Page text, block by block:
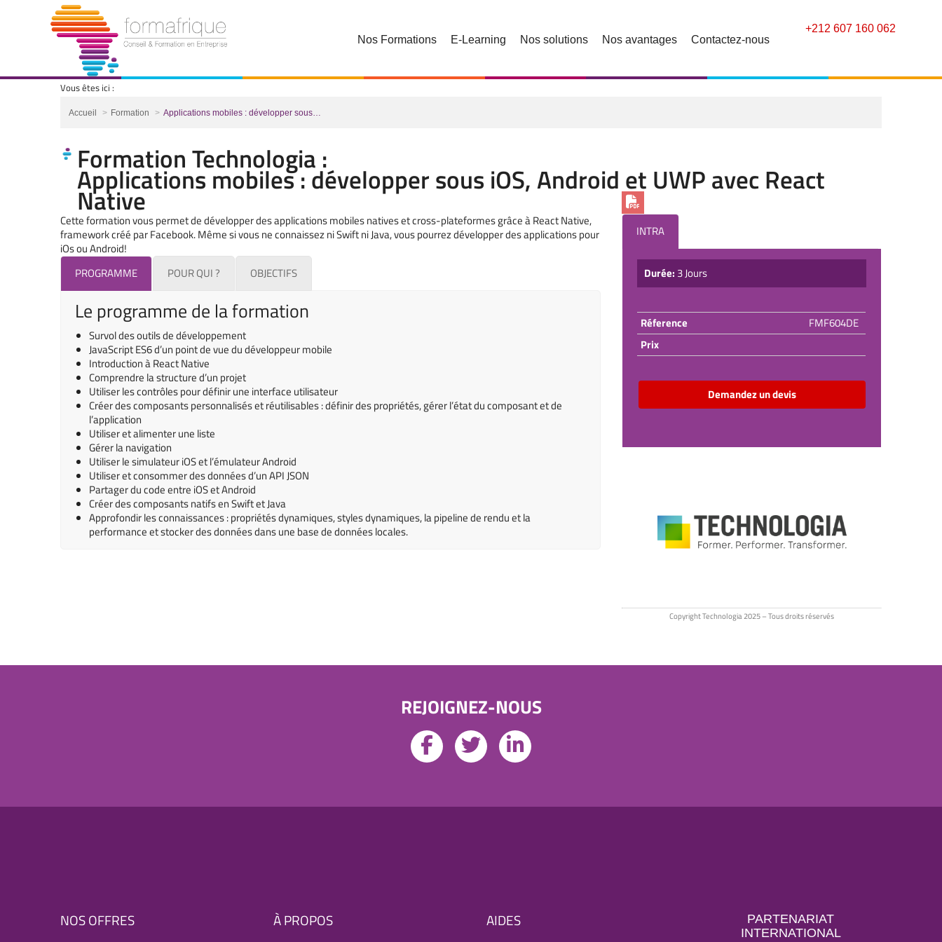
+212 607 160 062
Nos Formations
E-Learning Nos solutions Nos avantages Contactez-nous
Vous êtes ici :
Vous êtes ici :
Accueil Formation Applications mobiles : développer sous…
Formation Technologia :
Applications mobiles : développer sous iOS, Android et UWP avec React
Native
Cette formation vous permet de développer des applications mobiles natives et cross-plateformes grâce à React Native,
framework créé par Facebook. Même si vous ne connaissez ni Swift ni Java, vous pourrez développer des applications pour
iOs ou Android!
PROGRAMME
POUR QUI ? OBJECTIFS
Le programme de la formation
Survol des outils de développement
JavaScript ES6 d’un point de vue du développeur mobile
Introduction à React Native
Comprendre la structure d’un projet
Utiliser les contrôles pour définir une interface utilisateur
Créer des composants personnalisés et réutilisables : définir des propriétés, gérer l’état du composant et de
l’application
Utiliser et alimenter une liste
Gérer la navigation
Utiliser le simulateur iOS et l’émulateur Android
Utiliser et consommer des données d’un API JSON
Partager du code entre iOS et Android
Créer des composants natifs en Swift et Java
Approfondir les connaissances : propriétés dynamiques, styles dynamiques, la pipeline de rendu et la
performance et stocker des données dans une base de données locales.
INTRA
Durée: 3 Jours
Réference
FMF604DE
Prix
Demandez un devis
Copyright Technologia 2025 – Tous droits réservés
REJOIGNEZ-NOUS
NOS OFFRES À PROPOS AIDES
PARTENARIAT
INTERNATIONAL